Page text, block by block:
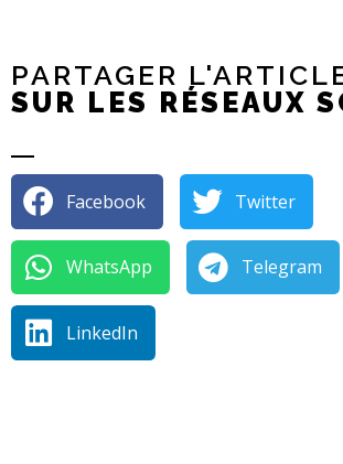
PARTAGER
SUR LES RÉSEAUX
Facebook Twitter
WhatsApp Telegram
LinkedIn